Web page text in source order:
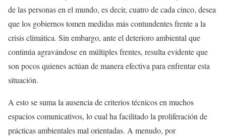
de las personas en el mundo, es decir, cuatro de cada cinco, desea
que los gobiernos tomen medidas más contundentes frente a la
crisis climática. Sin embargo, ante el deterioro ambiental que
continúa agravándose en múltiples frentes, resulta evidente que
son pocos quienes actúan de manera efectiva para enfrentar esta
situación.
A esto se suma la ausencia de criterios técnicos en muchos
espacios comunicativos, lo cual ha facilitado la proliferación de
prácticas ambientales mal orientadas. A menudo, por